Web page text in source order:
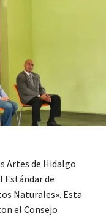
Artes de Hidalgo
de
Naturales». Esta
el Consejo